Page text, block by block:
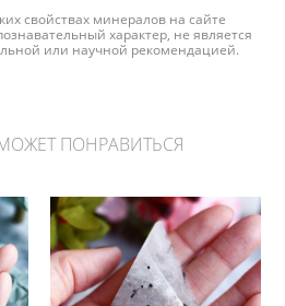
свойствах минералов на сайте
характер, не является
или научной рекомендацией.
ПОНРАВИТЬСЯ